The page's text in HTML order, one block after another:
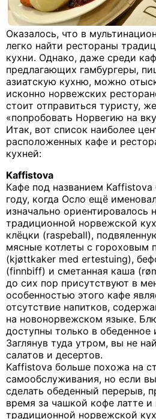
Оказалось, что в
легко найти рестораны
кухни. Однако, даже среди
предлагающих гамбургеры,
азиатскую кухню, можно
исконно норвежских
стоит отправиться туристу,
«попробовать Норвегию на
Итак, вот список наиболее
расположенных кафе и
кухней:
Kaffistova
Кафе под названием Kaffistova
году, когда Осло ещё
изначально ориентировалось
традиционной норвежской
клёцки (raspeball),
мясные котлеты с гороховым
(kjøttkaker med ertestuing),
(finnbiff) и сметанная каша
до сих пор присутствуют в
особенностью этого кафе
отсутствие напитков,
на новонорвежском языке.
доступны только в обеденное
Заглянув туда утром, вы не
салатов и десертов.
Kaffistova больше похожа на
самообслуживания, но если
сделать обеденный перерыв,
время за чашкой кофе латте и
традиционной норвежской